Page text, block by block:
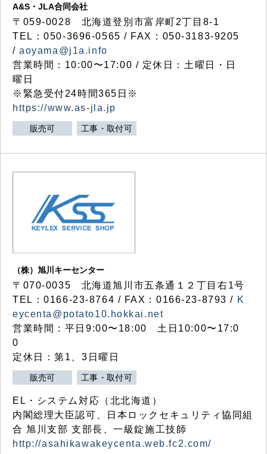
A&S・JLA合同会社
〒 059-0028 北海道登別市富岸町2丁目 8-1
TEL：050-3696-0565 / FAX：050-3183-9205
/aoyama@j1a.info
営業時間：10:00〜17:00 / 定休日：土曜日・日
曜日
※緊急受付24時間365日※
https://www.as-jla.jp
販売可 工事・取付可
（株）旭川キーセンター
〒070-0035 北海道旭川市五条通１２丁目右1号
TEL：0166-23-8764 / FAX：0166-23-8793 / K
eycenta@potato10.hokkai.net
営業時間：平日9:00〜18:00 土日10:00〜17:0
0
定休日：第1、3日曜日
販売可 工事・取付可
EL・システム対応（北北海道）
内閣総理大臣認可、日本ロックセキュリティ協同組
合 旭川支部 支部長、一級錠施工技師
http://asahikawakeycenta.web.fc2.com/